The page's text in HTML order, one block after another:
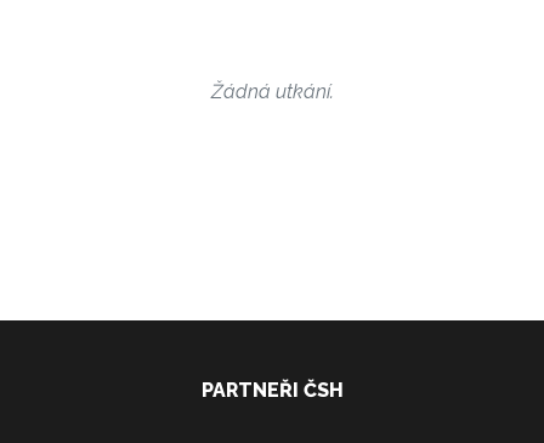
Žádná utkání.
PARTNEŘI ČSH